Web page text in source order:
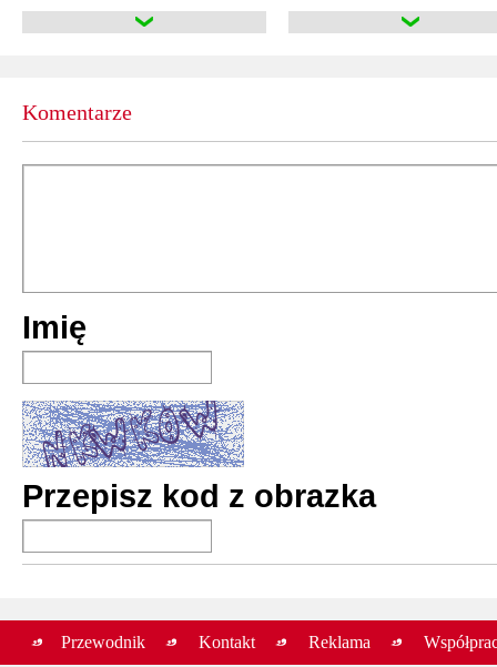
Komentarze
Imię
Przepisz kod z obrazka
Przewodnik Kontakt Reklama